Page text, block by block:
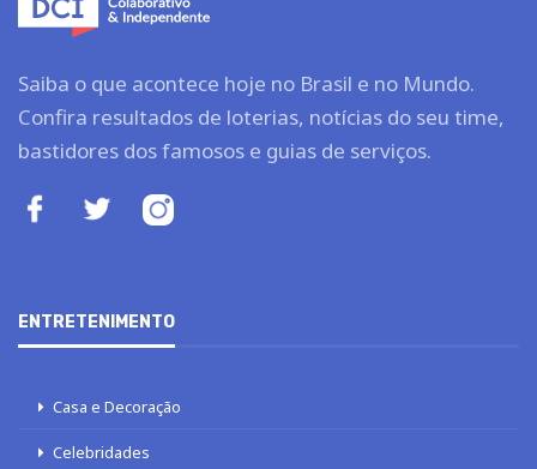
Saiba o que acontece hoje no Brasil e no Mundo.
Confira resultados de loterias, notícias do seu time,
bastidores dos famosos e guias de serviços.
ENTRETENIMENTO
Casa e Decoração
Celebridades